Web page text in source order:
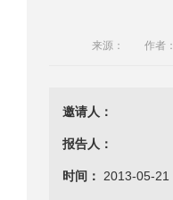
来源： 作者：
邀请人：
报告人：
时间： 2013-05-21